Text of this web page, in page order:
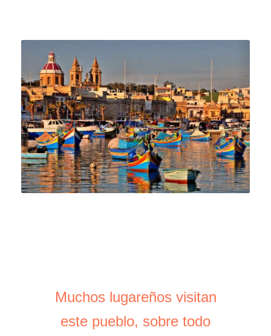
Muchos lugareños visitan
este pueblo, sobre todo
Muchos lugareños visitan
este pueblo, sobre todo